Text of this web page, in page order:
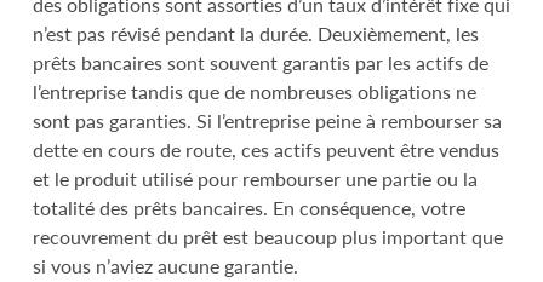
n’est pas révisé pendant la durée. Deuxièmement, les
prêts bancaires sont souvent garantis par les actifs de
l’entreprise tandis que de nombreuses obligations ne
sont pas garanties. Si l’entreprise peine à rembourser sa
dette en cours de route, ces actifs peuvent être vendus
et le produit utilisé pour rembourser une partie ou la
totalité des prêts bancaires. En conséquence, votre
recouvrement du prêt est beaucoup plus important que
si vous n’aviez aucune garantie.